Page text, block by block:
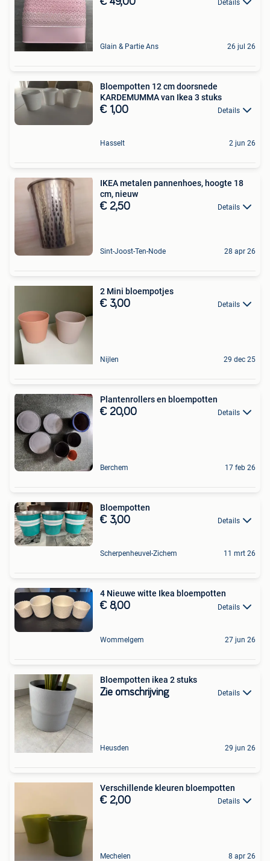
Details
Glain & Partie Ans 26 jul 26
Bloempotten 12 cm doorsnede
KARDEMUMMA van Ikea 3 stuks
€ 1,00 Details
Hasselt 2 jun 26
IKEA metalen pannenhoes, hoogte 18
cm, nieuw
€ 2,50 Details
Sint-Joost-Ten-Node 28 apr 26
2 Mini bloempotjes
€ 3,00 Details
Nijlen 29 dec 25
Plantenrollers en bloempotten
€ 20,00 Details
Berchem 17 feb 26
Bloempotten
€ 3,00 Details
Scherpenheuvel-Zichem 11 mrt 26
4 Nieuwe witte Ikea bloempotten
€ 8,00 Details
Wommelgem 27 jun 26
Bloempotten ikea 2 stuks
Zie omschrijving Details
Heusden 29 jun 26
Verschillende kleuren bloempotten
€ 2,00 Details
Mechelen 8 apr 26